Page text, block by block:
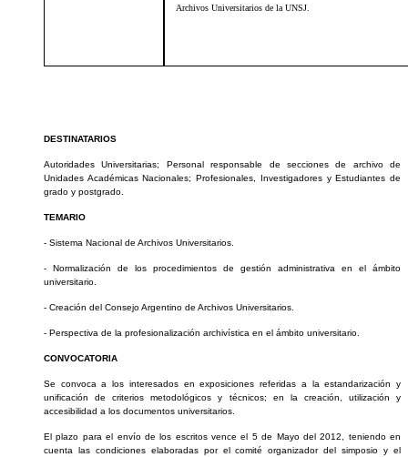
Archivos Universitarios de la UNSJ.
DESTINATARIOS
Autoridades Universitarias; Personal responsable de secciones de archivo de
Unidades Académicas Nacionales; Profesionales, Investigadores y Estudiantes de
grado y postgrado.
TEMARIO
- Sistema Nacional de Archivos Universitarios.
- Normalización de los procedimientos de gestión administrativa en el ámbito
universitario.
- Creación del Consejo Argentino de Archivos Universitarios.
- Perspectiva de la profesionalización archivística en el ámbito universitario.
CONVOCATORIA
Se convoca a los interesados en exposiciones referidas a la estandarización y
unificación de criterios metodológicos y técnicos; en la creación, utilización y
accesibilidad a los documentos universitarios.
El plazo para el envío de los escritos vence el 5 de Mayo del 2012, teniendo en
cuenta las condiciones elaboradas por el comité organizador del simposio y el